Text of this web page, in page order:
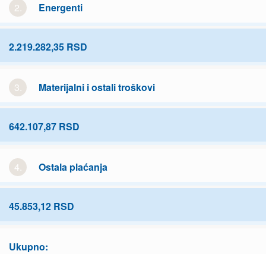
2. Energenti
2.219.282,35 RSD
3. Materijalni i ostali troškovi
642.107,87 RSD
4. Ostala plaćanja
45.853,12 RSD
Ukupno: